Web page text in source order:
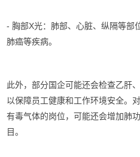
- 胸部X光：肺部、心脏、纵隔等部
肺癌等疾病。
此外，部分国企可能还会检查乙肝
以保障员工健康和工作环境安全。
有毒气体的岗位，可能还会增加肺
目。